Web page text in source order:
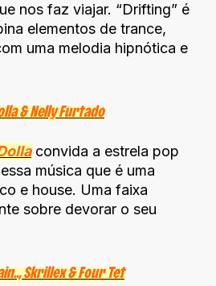
nos faz viajar. “Drifting” é
elementos de trance,
uma melodia hipnótica e
& Nelly Furtado
convida a estrela pop
música que é uma
e house. Uma faixa
sobre devorar o seu
Skrillex & Four Tet